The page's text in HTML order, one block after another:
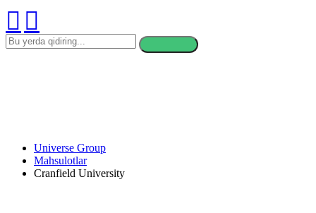
bu
yerda
Universe Group
Mahsulotlar
Cranfield University